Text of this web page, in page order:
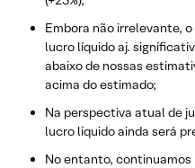
Embora não irrelevante,
lucro líquido aj.
abaixo de nossas
acima do estimado;
Na perspectiva atual de
lucro líquido ainda será
No entanto, continuamos